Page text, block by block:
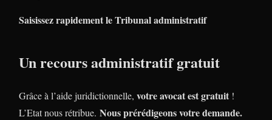
Saisissez rapidement le Tribunal administratif
Un recours administratif gratuit
Grâce à l’aide juridictionnelle, votre avocat est gratuit !
L’Etat nous rétribue. Nous prérédigeons votre demande.